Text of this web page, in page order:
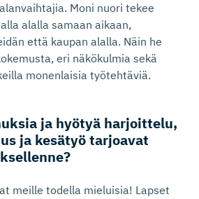
Moni nuori tekee
alalla samaan aikaan,
että kaupan alalla. Näin he
eri näkökulmia sekä
monenlaisia työtehtäviä.
ja hyötyä harjoittelu,
ja kesätyö tarjoavat
meille todella mieluisia! Lapset